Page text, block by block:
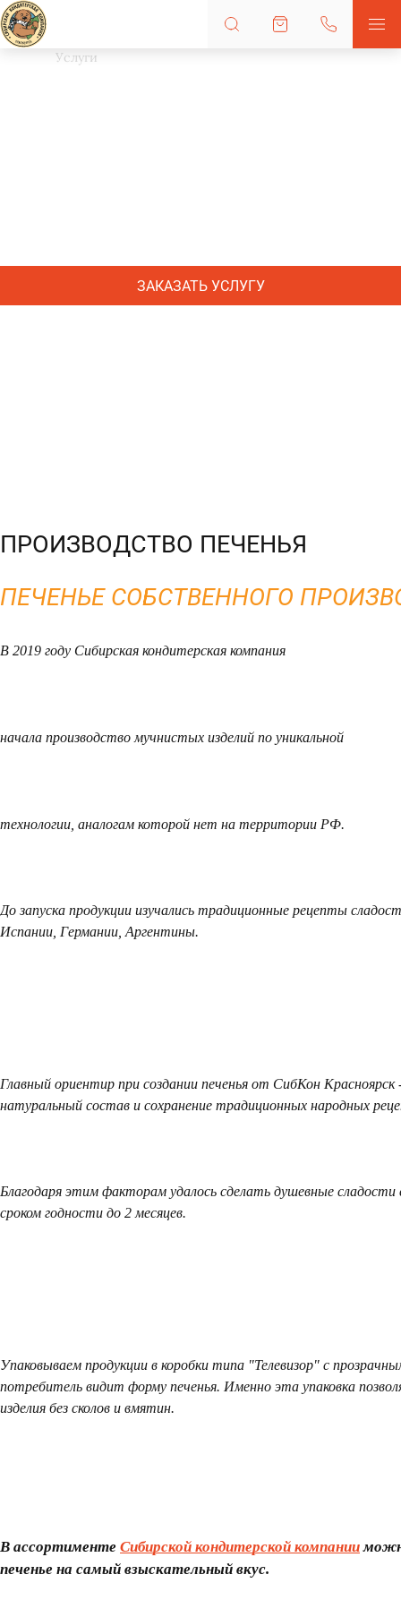
Услуги
ЗАКАЗАТЬ УСЛУГУ
ПРОИЗВОДСТВО ПЕЧЕНЬЯ
ПЕЧЕНЬЕ СОБСТВЕННОГО
В 2019 году Сибирская кондитерская компания
начала производство мучнистых изделий по уникальной
технологии, аналогам которой нет на территории РФ.
До запуска продукции изучались традиционные рецепты
Испании, Германии, Аргентины.
Главный ориентир при создании печенья от СибКон Красноярск
натуральный состав и сохранение традиционных народных
Благодаря этим факторам удалось сделать душевные сладости
сроком годности до 2 месяцев.
Упаковываем продукции в коробки типа "Телевизор" с
потребитель видит форму печенья. Именно эта упаковка
изделия без сколов и вмятин.
В ассортименте Сибирской кондитерской компании
печенье на самый взыскательный вкус.